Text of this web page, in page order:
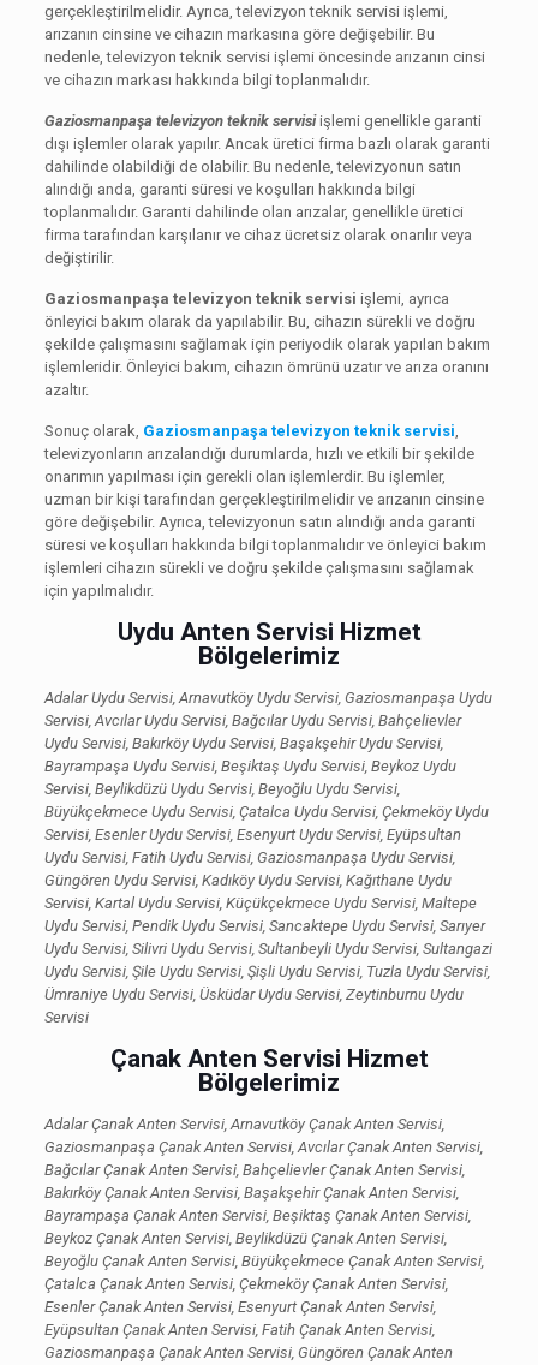
gerçekleştirilmelidir. Ayrıca, televizyon teknik servisi işlemi,
arızanın cinsine ve cihazın markasına göre değişebilir. Bu
nedenle, televizyon teknik servisi işlemi öncesinde arızanın cinsi
ve cihazın markası hakkında bilgi toplanmalıdır.
Gaziosmanpaşa televizyon teknik servisiişlemi genellikle garanti
dışı işlemler olarak yapılır. Ancak üretici firma bazlı olarak garanti
dahilinde olabildiği de olabilir. Bu nedenle, televizyonun satın
alındığı anda, garanti süresi ve koşulları hakkında bilgi
toplanmalıdır. Garanti dahilinde olan arızalar, genellikle üretici
firma tarafından karşılanır ve cihaz ücretsiz olarak onarılır veya
değiştirilir.
Gaziosmanpaşa televizyon teknik servisi işlemi, ayrıca
önleyici bakım olarak da yapılabilir. Bu, cihazın sürekli ve doğru
şekilde çalışmasını sağlamak için periyodik olarak yapılan bakım
işlemleridir. Önleyici bakım, cihazın ömrünü uzatır ve arıza oranını
azaltır.
Sonuç olarak, Gaziosmanpaşa televizyon teknik servisi
televizyonların arızalandığı durumlarda, hızlı ve etkili bir şekilde
onarımın yapılması için gerekli olan işlemlerdir. Bu işlemler,
uzman bir kişi tarafından gerçekleştirilmelidir ve arızanın cinsine
göre değişebilir. Ayrıca, televizyonun satın alındığı anda garanti
süresi ve koşulları hakkında bilgi toplanmalıdır ve önleyici bakım
işlemleri cihazın sürekli ve doğru şekilde çalışmasını sağlamak
için yapılmalıdır.
Uydu Anten Servisi Hizmet
Bölgelerimiz
Adalar Uydu Servisi, Arnavutköy Uydu Servisi, Gaziosmanpaşa Uydu
Servisi, Avcılar Uydu Servisi, Bağcılar Uydu Servisi, Bahçelievler
Uydu Servisi, Bakırköy Uydu Servisi, Başakşehir Uydu Servisi,
Bayrampaşa Uydu Servisi, Beşiktaş Uydu Servisi, Beykoz Uydu
Servisi, Beylikdüzü Uydu Servisi, Beyoğlu Uydu Servisi,
Büyükçekmece Uydu Servisi, Çatalca Uydu Servisi, Çekmeköy Uydu
Servisi, Esenler Uydu Servisi, Esenyurt Uydu Servisi, Eyüpsultan
Uydu Servisi, Fatih Uydu Servisi, Gaziosmanpaşa Uydu Servisi,
Güngören Uydu Servisi, Kadıköy Uydu Servisi, Kağıthane Uydu
Servisi, Kartal Uydu Servisi, Küçükçekmece Uydu Servisi, Maltepe
Uydu Servisi, Pendik Uydu Servisi, Sancaktepe Uydu Servisi, Sarıyer
Uydu Servisi, Silivri Uydu Servisi, Sultanbeyli Uydu Servisi, Sultangazi
Uydu Servisi, Şile Uydu Servisi, Şişli Uydu Servisi, Tuzla Uydu Servisi,
Ümraniye Uydu Servisi, Üsküdar Uydu Servisi, Zeytinburnu Uydu
Servisi
Çanak Anten Servisi Hizmet
Bölgelerimiz
Adalar Çanak Anten Servisi, Arnavutköy Çanak Anten Servisi,
Gaziosmanpaşa Çanak Anten Servisi, Avcılar Çanak Anten Servisi,
Bağcılar Çanak Anten Servisi, Bahçelievler Çanak Anten Servisi,
Bakırköy Çanak Anten Servisi, Başakşehir Çanak Anten Servisi,
Bayrampaşa Çanak Anten Servisi, Beşiktaş Çanak Anten Servisi,
Beykoz Çanak Anten Servisi, Beylikdüzü Çanak Anten Servisi,
Beyoğlu Çanak Anten Servisi, Büyükçekmece Çanak Anten Servisi,
Çatalca Çanak Anten Servisi, Çekmeköy Çanak Anten Servisi,
Esenler Çanak Anten Servisi, Esenyurt Çanak Anten Servisi,
Eyüpsultan Çanak Anten Servisi, Fatih Çanak Anten Servisi,
Gaziosmanpaşa Çanak Anten Servisi, Güngören Çanak Anten